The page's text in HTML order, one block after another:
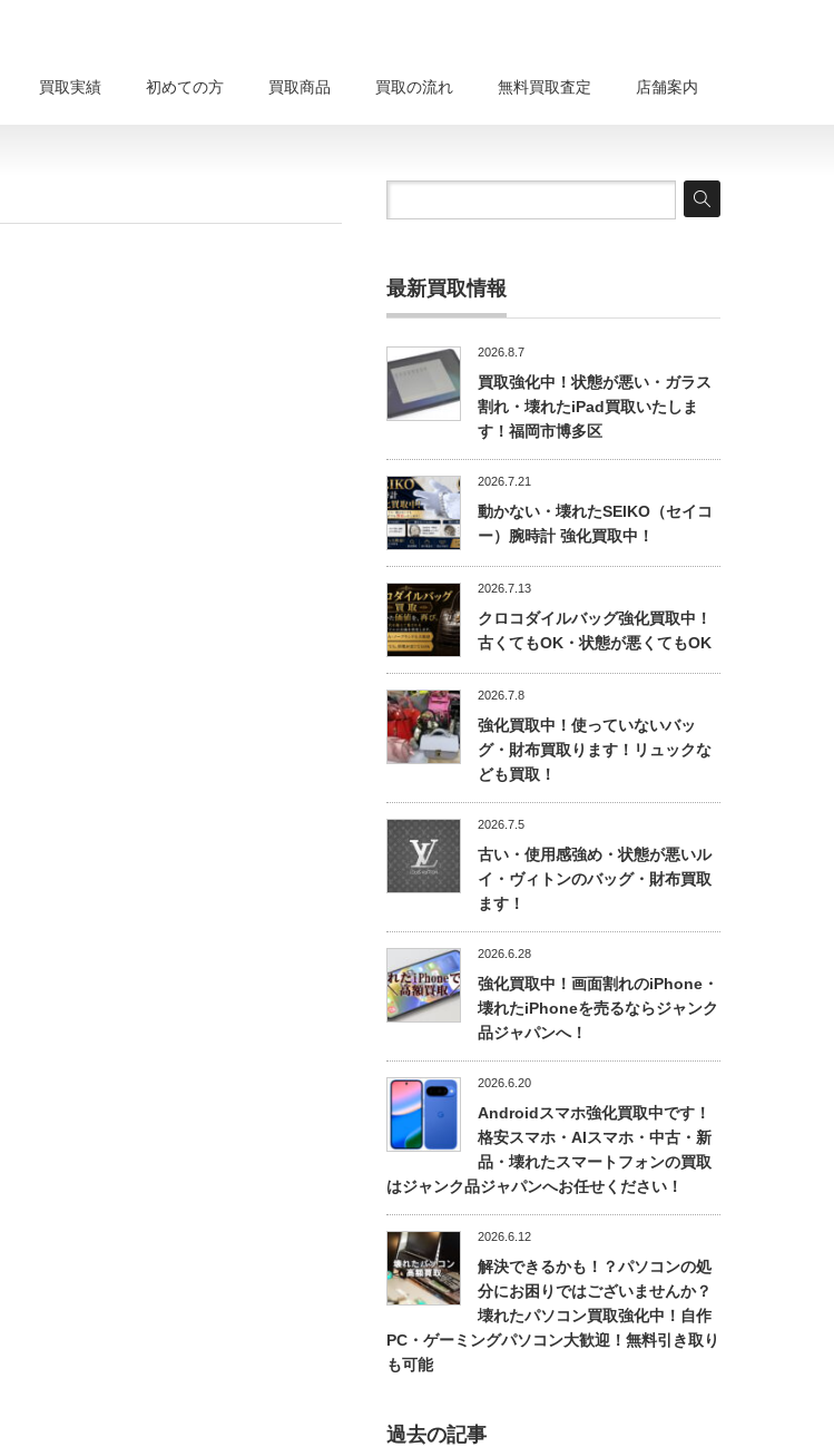
買取実績 初めての方 買取商品 買取の流れ 無料買取査定 店舗案内
最新買取情報
2026.8.7
買取強化中！状態が悪い・ガラス
割れ・壊れたiPad買取いたしま
す！福岡市博多区
2026.7.21
動かない・壊れたSEIKO（セイコ
ー）腕時計 強化買取中！
2026.7.13
クロコダイルバッグ強化買取中！
古くてもOK・状態が悪くてもOK
2026.7.8
強化買取中！使っていないバッ
グ・財布買取ります！リュックな
ども買取！
2026.7.5
古い・使用感強め・状態が悪いル
イ・ヴィトンのバッグ・財布買取
ます！
2026.6.28
強化買取中！画面割れのiPhone・
壊れたiPhoneを売るならジャンク
品ジャパンへ！
2026.6.20
Androidスマホ強化買取中です！
格安スマホ・AIスマホ・中古・新
品・壊れたスマートフォンの買取
はジャンク品ジャパンへお任せください！
2026.6.12
解決できるかも！？パソコンの処
分にお困りではございませんか？
壊れたパソコン買取強化中！自作
PC・ゲーミングパソコン大歓迎！無料引き取り
も可能
過去の記事